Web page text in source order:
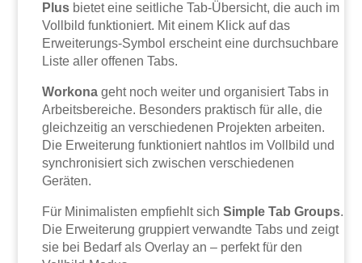
Plus bietet eine seitliche Tab-Übersicht, die auch im
Vollbild funktioniert. Mit einem Klick auf das
Erweiterungs-Symbol erscheint eine durchsuchbare
Liste aller offenen Tabs.
Workona geht noch weiter und organisiert Tabs in
Arbeitsbereiche. Besonders praktisch für alle, die
gleichzeitig an verschiedenen Projekten arbeiten.
Die Erweiterung funktioniert nahtlos im Vollbild und
synchronisiert sich zwischen verschiedenen
Geräten.
Für Minimalisten empfiehlt sichSimple Tab Groups.
Die Erweiterung gruppiert verwandte Tabs und zeigt
sie bei Bedarf als Overlay an – perfekt für den